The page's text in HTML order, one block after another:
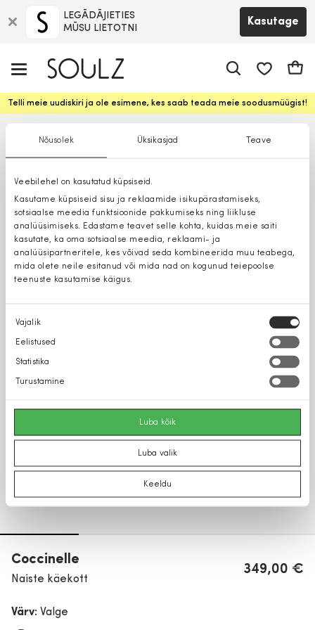
Nõusolek Üksikasjad Teave
Veebilehel on kasutatud küpsiseid.
Kasutame küpsiseid sisu ja reklaamide isikupärastamiseks,
sotsiaalse meedia funktsioonide pakkumiseks ning liikluse
analüüsimiseks. Edastame teavet selle kohta, kuidas meie saiti
kasutate, ka oma sotsiaalse meedia, reklaami- ja
analüüsipartneritele, kes võivad seda kombineerida muu teabega,
mida olete neile esitanud või mida nad on kogunud teiepoolse
teenuste kasutamise käigus.
Nõusoleku
valik
Vajalik
Eelistused
Statistika
Turustamine
Luba kõik
Luba valik
Keeldu
LEGĀDĀJIETIES
MŪSU LIETOTNI
Kasutage
Telli meie uudiskiri ja ole esimene, kes saab teada meie soodusmüügist!
Coccinelle
Naiste käekott
349,00 €
Värv: Valge